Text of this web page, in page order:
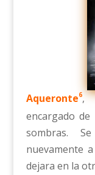
Aqueronte6,
encargado
sombras.
nuevamente
dejara en la